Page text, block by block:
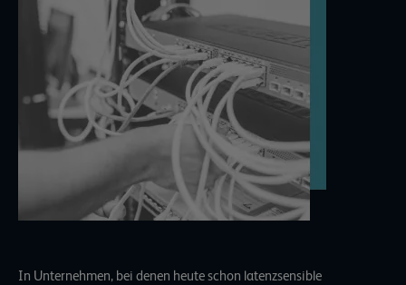
In Unternehmen, bei denen heute schon latenzsensible